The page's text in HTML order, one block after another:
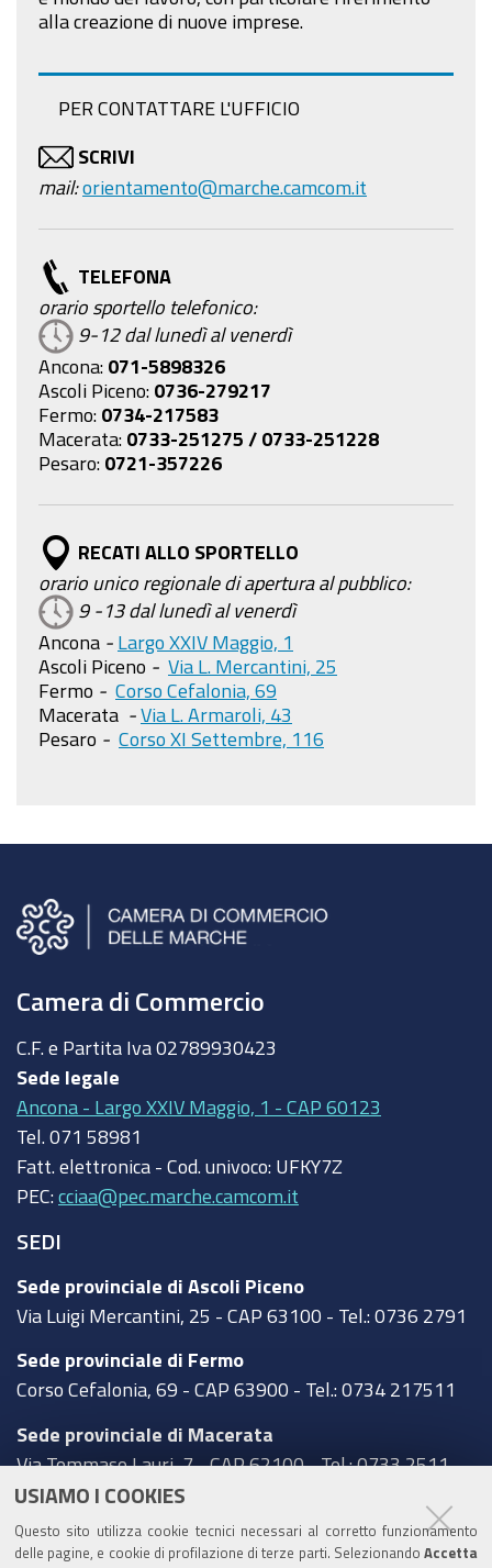
USIAMO I COOKIES
Questo sito utilizza cookie tecnici necessari al corretto funzionamento
delle pagine, e cookie di profilazione di terze parti. Selezionando Accetta
alla creazione di nuove imprese.
PER CONTATTARE L'UFFICIO
SCRIVI
mail: orientamento@marche.camcom.it
TELEFONA
orario sportello telefonico:
9-12 dal lunedì al venerdì
Ancona: 071-5898326
Ascoli Piceno: 0736-279217
Fermo: 0734-217583
Macerata: 0733-251275 / 0733-251228
Pesaro: 0721-357226
RECATI ALLO SPORTELLO
orario unico regionale di apertura al pubblico:
9 -13 dal lunedì al venerdì
Ancona - Largo XXIV Maggio, 1
Ascoli Piceno - Via L. Mercantini, 25
Fermo - Corso Cefalonia, 69
Macerata - Via L. Armaroli, 43
Pesaro - Corso XI Settembre, 116
Camera di Commercio
C.F. e Partita Iva 02789930423
Sede legale
Ancona - Largo XXIV Maggio, 1 - CAP 60123
Tel. 071 58981
Fatt. elettronica - Cod. univoco: UFKY7Z
PEC: cciaa@pec.marche.camcom.it
SEDI
Sede provinciale di Ascoli Piceno
Via Luigi Mercantini, 25 - CAP 63100 - Tel.: 0736 2791
Sede provinciale di Fermo
Corso Cefalonia, 69 - CAP 63900 - Tel.: 0734 217511
Sede provinciale di Macerata
Via Tommaso Lauri, 7 - CAP 62100 - Tel.: 0733 2511
Sede provinciale di Pesaro Urbino
Corso XI Settembre, 116 - CAP 61121 - Tel.: 0721